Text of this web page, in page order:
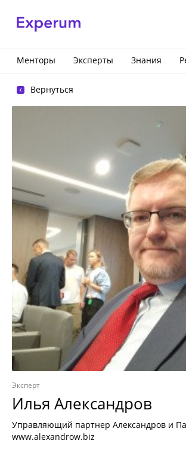
Менторы Эксперты Знания
Вернуться
Эксперт
Илья Александров
Управляющий партнер Александров и
www.alexandrow.biz